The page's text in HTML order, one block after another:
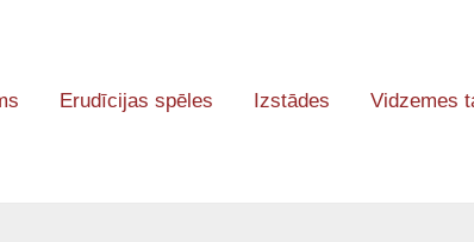
Erudīcijas spēles Izstādes Vidzemes